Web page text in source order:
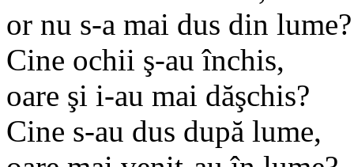
or nu s-a mai dus din lume?
Cine ochii ş-au închis,
oare şi i-au mai dăşchis?
Cine s-au dus după lume,